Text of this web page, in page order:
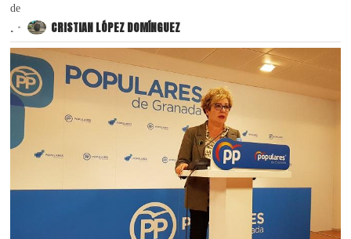
de
. CRISTIAN LÓPEZ DOMÍNGUEZ